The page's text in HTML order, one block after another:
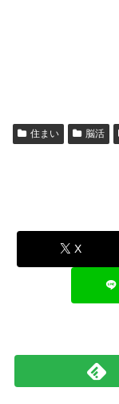
住まい 脳活
X